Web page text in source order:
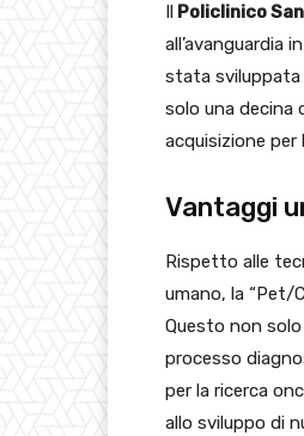
Il Policlinico
all’avanguardia
stata sviluppata
solo una decina
acquisizione per
Vantaggi
Rispetto alle
umano, la “Pet/
Questo non solo
processo
per la ricerca
allo sviluppo di